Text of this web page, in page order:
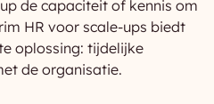
de capaciteit of kennis om
HR voor scale-ups biedt
oplossing: tijdelijke
de organisatie.